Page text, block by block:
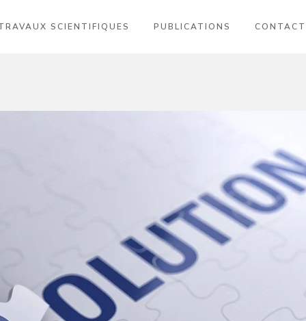
SCIENTIFIQUES PUBLICATIONS CONTACT